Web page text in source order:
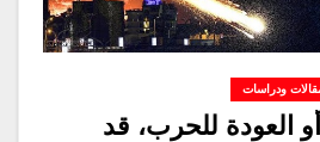
ودراسات
العودة للحرب، قد